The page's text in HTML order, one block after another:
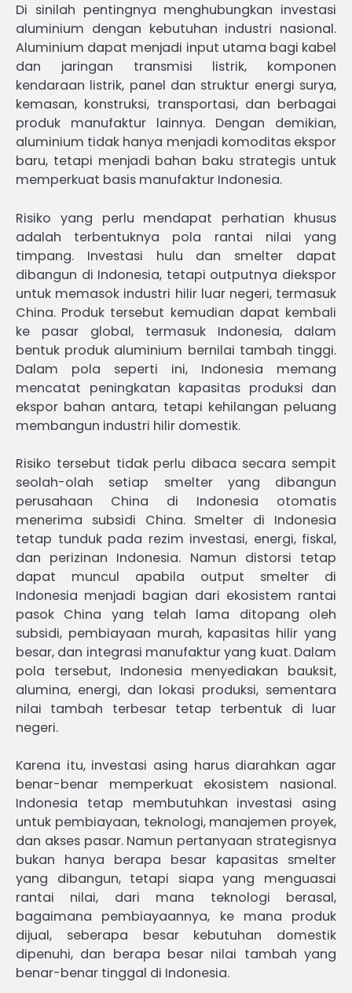
Di sinilah pentingnya menghubungkan investasi
aluminium dengan kebutuhan industri nasional.
Aluminium dapat menjadi input utama bagi kabel
dan jaringan transmisi listrik, komponen
kendaraan listrik, panel dan struktur energi surya,
kemasan, konstruksi, transportasi, dan berbagai
produk manufaktur lainnya. Dengan demikian,
aluminium tidak hanya menjadi komoditas ekspor
baru, tetapi menjadi bahan baku strategis untuk
memperkuat basis manufaktur Indonesia.
Risiko yang perlu mendapat perhatian khusus
adalah terbentuknya pola rantai nilai yang
timpang. Investasi hulu dan smelter dapat
dibangun di Indonesia, tetapi outputnya diekspor
untuk memasok industri hilir luar negeri, termasuk
China. Produk tersebut kemudian dapat kembali
ke pasar global, termasuk Indonesia, dalam
bentuk produk aluminium bernilai tambah tinggi.
Dalam pola seperti ini, Indonesia memang
mencatat peningkatan kapasitas produksi dan
ekspor bahan antara, tetapi kehilangan peluang
membangun industri hilir domestik.
Risiko tersebut tidak perlu dibaca secara sempit
seolah-olah setiap smelter yang dibangun
perusahaan China di Indonesia otomatis
menerima subsidi China. Smelter di Indonesia
tetap tunduk pada rezim investasi, energi, fiskal,
dan perizinan Indonesia. Namun distorsi tetap
dapat muncul apabila output smelter di
Indonesia menjadi bagian dari ekosistem rantai
pasok China yang telah lama ditopang oleh
subsidi, pembiayaan murah, kapasitas hilir yang
besar, dan integrasi manufaktur yang kuat. Dalam
pola tersebut, Indonesia menyediakan bauksit,
alumina, energi, dan lokasi produksi, sementara
nilai tambah terbesar tetap terbentuk di luar
negeri.
Karena itu, investasi asing harus diarahkan agar
benar-benar memperkuat ekosistem nasional.
Indonesia tetap membutuhkan investasi asing
untuk pembiayaan, teknologi, manajemen proyek,
dan akses pasar. Namun pertanyaan strategisnya
bukan hanya berapa besar kapasitas smelter
yang dibangun, tetapi siapa yang menguasai
rantai nilai, dari mana teknologi berasal,
bagaimana pembiayaannya, ke mana produk
dijual, seberapa besar kebutuhan domestik
dipenuhi, dan berapa besar nilai tambah yang
benar-benar tinggal di Indonesia.